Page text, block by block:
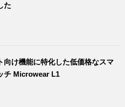
た
向け機能に特化した低価格なスマ
チ Microwear L1